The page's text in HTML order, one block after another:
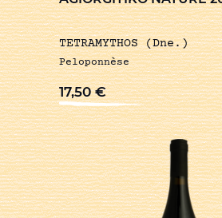
TETRAMYTHOS (Dne.)
Peloponnèse
17,50€